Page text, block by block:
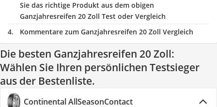
Sie das richtige Produkt aus dem obigen
Ganzjahresreifen 20 Zoll Test oder Vergleich
Kommentare zum Ganzjahresreifen 20 Zoll Vergleich
Die besten Ganzjahresreifen 20 Zoll:
Wählen Sie Ihren persönlichen Testsieger
aus der Bestenliste.
Continental AllSeasonContact